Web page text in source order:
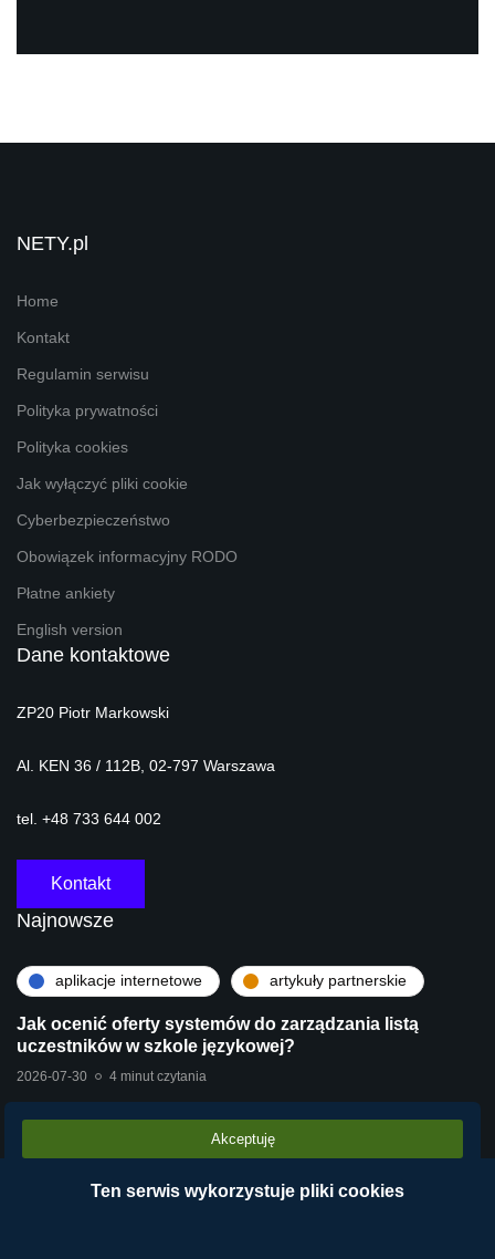
NETY.pl
Home
Kontakt
Regulamin serwisu
Polityka prywatności
Polityka cookies
Jak wyłączyć pliki cookie
Cyberbezpieczeństwo
Obowiązek informacyjny RODO
Płatne ankiety
English version
Dane kontaktowe
ZP20 Piotr Markowski
Al. KEN 36 / 112B, 02-797 Warszawa
tel. +48 733 644 002
Kontakt
Najnowsze
aplikacje internetowe artykuły partnerskie
Jak ocenić oferty systemów do zarządzania listą
uczestników w szkole językowej?
2026-07-30 4 minut czytania
technologie
Stara centrala vs Wirtualna Centrala Telefoniczna
Akceptuję
Ten serwis wykorzystuje pliki cookies